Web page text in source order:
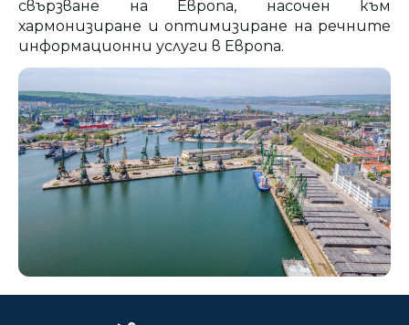
свързване на Европа, насочен към
хармонизиране и оптимизиране на речните
информационни услуги в Европа.